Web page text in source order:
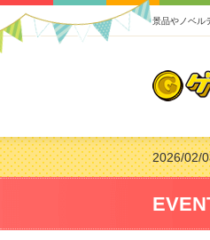
景品やノベル
2026/
2026/
2026/
2026/